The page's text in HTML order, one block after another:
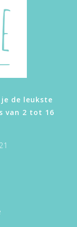
de leukste
van 2 tot 16